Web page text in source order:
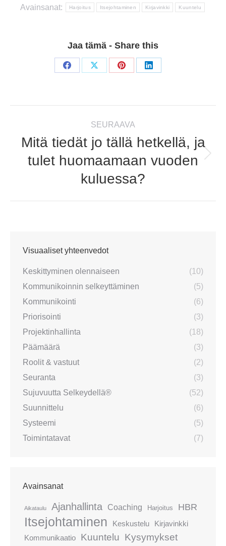
Avainsanat: Harjoitus Itsejohtaminen Kirjavinkki Kuuntelu
Jaa tämä - Share this
Share
Share
Share
Share
navigation
SEURAAVA
Next
post:
Mitä tiedät jo tällä hetkellä, ja
tulet huomaamaan vuoden
kuluessa?
Visuaaliset yhteenvedot
Keskittyminen olennaiseen
(10)
Kommunikoinnin selkeyttäminen
(5)
Kommunikointi
(6)
Priorisointi
(3)
Projektinhallinta
(18)
Päämäärä
(3)
Roolit & vastuut
(2)
Seuranta
(3)
Sujuvuutta Selkeydellä®
(52)
Suunnittelu
(6)
Systeemi
(5)
Toimintatavat
(7)
Avainsanat
Aikataulu Ajanhallinta Coaching Harjoitus HBR
Itsejohtaminen Keskustelu
Kirjavinkki
Kommunikaatio
Kuuntelu Kysymykset